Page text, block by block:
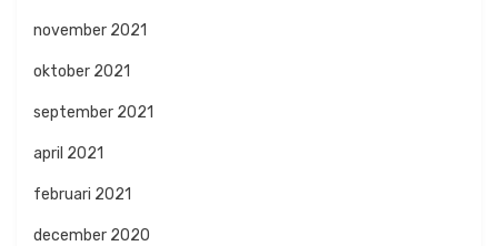
november 2021
oktober 2021
september 2021
april 2021
februari 2021
december 2020